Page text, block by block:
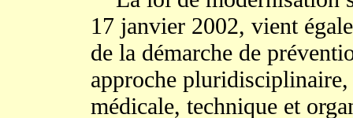
17 janvier 2002, vient
de la démarche de
approche
médicale, technique et